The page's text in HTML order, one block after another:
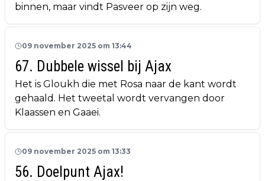
binnen, maar vindt Pasveer op zijn weg.
09 november 2025 om 13:44
67. Dubbele wissel bij Ajax
Het is Gloukh die met Rosa naar de kant wordt
gehaald. Het tweetal wordt vervangen door
Klaassen en Gaaei.
09 november 2025 om 13:33
56. Doelpunt Ajax!